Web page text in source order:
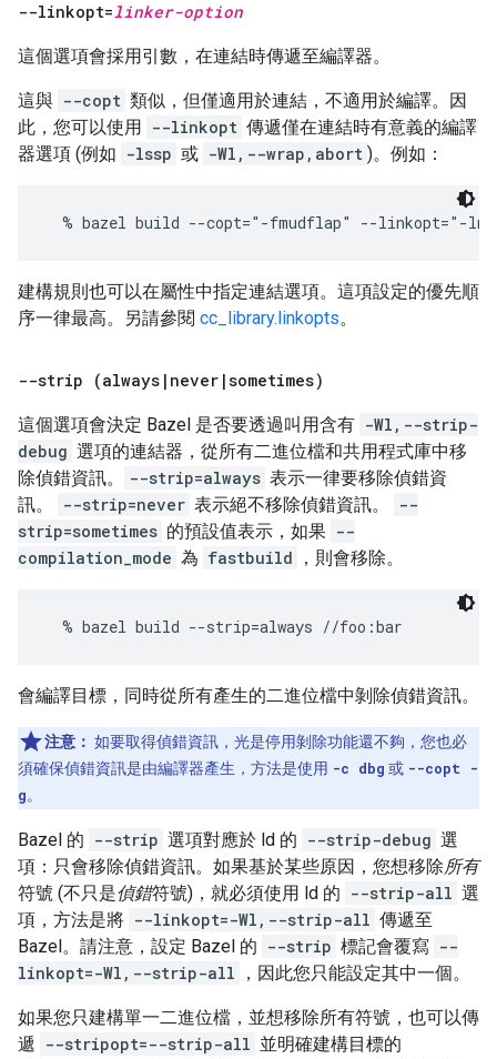
--linkopt=linker-option
這個選項會採用引數，在連結時傳遞至編譯器。
這與 --copt 類似，但僅適用於連結，不適用於編譯。因
此，您可以使用 --linkopt 傳遞僅在連結時有意義的編譯
器選項 (例如 -lssp 或 -Wl,--wrap,abort )。例如：
建構規則也可以在屬性中指定連結選項。這項設定的優先順
序一律最高。另請參閱 cc_library.linkopts。
--strip (always | never |sometimes)
這個選項會決定 Bazel 是否要透過叫用含有 -Wl,--strip-
debug 選項的連結器，從所有二進位檔和共用程式庫中移
除偵錯資訊。
--strip=always 表示一律要移除偵錯資
訊。
--strip=never 表示絕不移除偵錯資訊。
--
strip=sometimes 的預設值表示，如果 --
compilation_mode 為 fastbuild ，則會移除。
會編譯目標，同時從所有產生的二進位檔中剝除偵錯資訊。
注意： 如要取得偵錯資訊，光是停用剝除功能還不夠，您也必
須確保偵錯資訊是由編譯器產生，方法是使用 -c dbg 或 --copt -
g。
Bazel 的 --strip 選項對應於 ld 的 --strip-debug 選
項：只會移除偵錯資訊。如果基於某些原因，您想移除所有
符號 (不只是偵錯符號)，就必須使用 ld 的 --strip-all 選
項，方法是將 --linkopt=-Wl,--strip-all 傳遞至
Bazel。請注意，設定 Bazel 的 --strip 標記會覆寫 --
linkopt=-Wl,--strip-all
，因此您只能設定其中一個。
如果您只建構單一二進位檔，並想移除所有符號，也可以傳
遞 --stripopt=--strip-all 並明確建構目標的